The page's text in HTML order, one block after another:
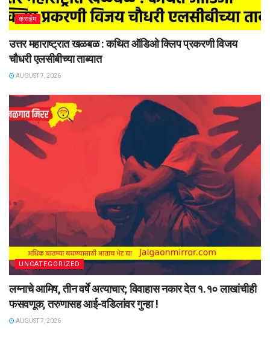
क्राईम
उत्तर महाराष्ट्रात खळबळ : कथित ऑडिओ क्लिप प्रकरणी विजय
चौधरी एलसीबीच्या ताब्यात
AUGUST 7, 2026
UNCATEGORIZED
लग्नाचे आमिष, तीन वर्षे अत्याचार; विवाहास नकार देत १.१० लाखांचीही
फसवणूक, तरुणासह आई-वडिलांवर गुन्हा !
AUGUST 7, 2026